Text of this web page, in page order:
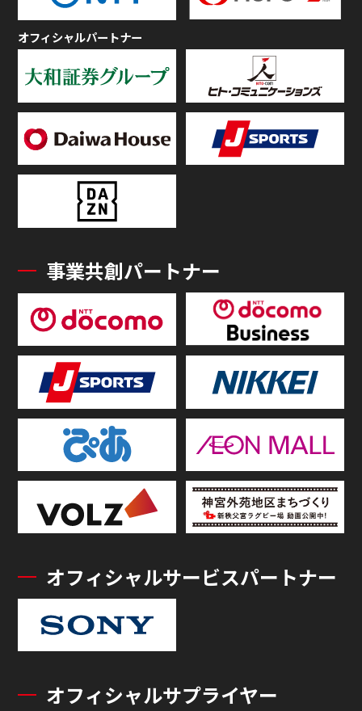
オフィシャルパートナー
事業共創パートナー
オフィシャルサービスパートナー
オフィシャルサプライヤー